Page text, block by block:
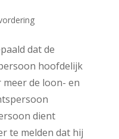
dat de
hoofdelijk
de loon- en
dient
te melden dat hij